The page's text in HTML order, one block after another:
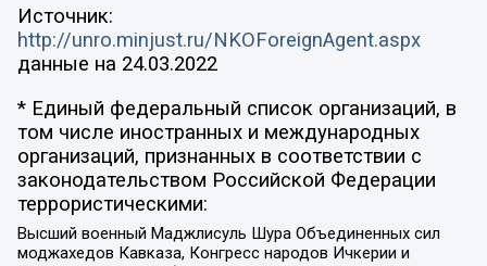
Источник:
http://unro.minjust.ru/NKOForeignAgent.aspx
данные на 24.03.2022
* Единый федеральный список организаций, в
том числе иностранных и международных
организаций, признанных в соответствии с
законодательством Российской Федерации
террористическими:
Высший военный Маджлисуль Шура Объединенных сил
моджахедов Кавказа, Конгресс народов Ичкерии и